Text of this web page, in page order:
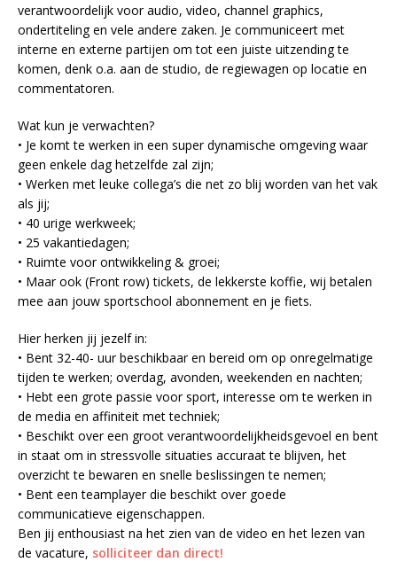
verantwoordelijk voor audio, video, channel graphics,
ondertiteling en vele andere zaken. Je communiceert met
interne en externe partijen om tot een juiste uitzending te
komen, denk o.a. aan de studio, de regiewagen op locatie en
commentatoren.
Wat kun je verwachten?
• Je komt te werken in een super dynamische omgeving waar
geen enkele dag hetzelfde zal zijn;
• Werken met leuke collega’s die net zo blij worden van het vak
als jij;
• 40 urige werkweek;
• 25 vakantiedagen;
• Ruimte voor ontwikkeling & groei;
• Maar ook (Front row) tickets, de lekkerste koffie, wij betalen
mee aan jouw sportschool abonnement en je fiets.
Hier herken jij jezelf in:
• Bent 32-40- uur beschikbaar en bereid om op onregelmatige
tijden te werken; overdag, avonden, weekenden en nachten;
• Hebt een grote passie voor sport, interesse om te werken in
de media en affiniteit met techniek;
• Beschikt over een groot verantwoordelijkheidsgevoel en bent
in staat om in stressvolle situaties accuraat te blijven, het
overzicht te bewaren en snelle beslissingen te nemen;
• Bent een teamplayer die beschikt over goede
communicatieve eigenschappen.
Ben jij enthousiast na het zien van de video en het lezen van
de vacature, solliciteer dan direct!